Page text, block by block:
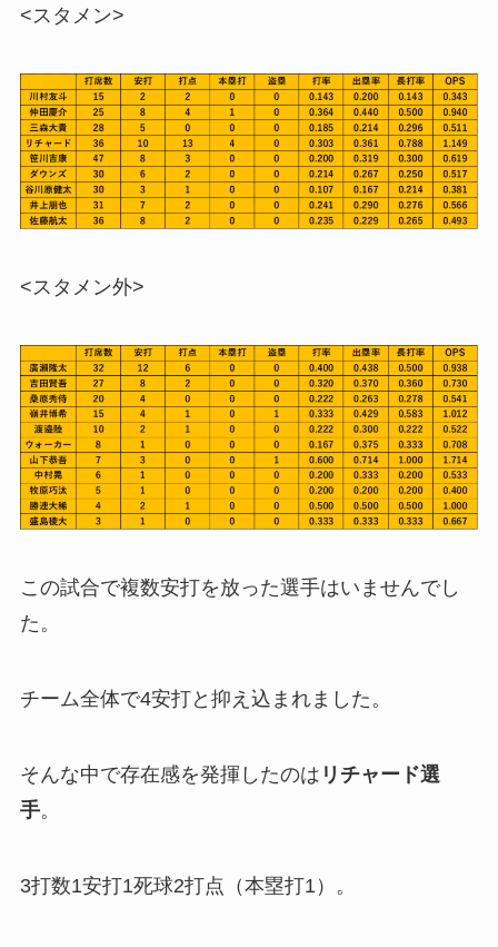
<スタメン>
<スタメン外>
この試合で複数安打を放った選手はいませんでし
た。
チーム全体で4安打と抑え込まれました。
そんな中で存在感を発揮したのは リチャード選
手。
3打数1安打1死球2打点（本塁打1）。